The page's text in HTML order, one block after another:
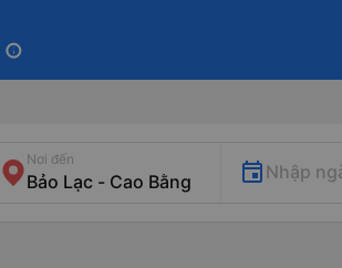
info
Nơi đến
Nhập